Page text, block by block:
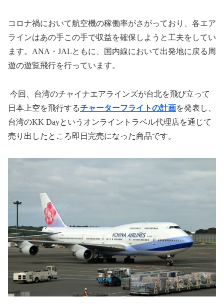
コロナ禍において航空機の稼働率がさがっており、各エア
ラインはあの手この手で収益を確保しようと工夫をしてい
ます。 ANA ・ JALともに、国内線において出発地に戻る周
遊の遊覧飛行を行っています。
今回、台湾のチャイナエアラインズが台北を飛び立って
日本上空を飛行するチャーターフライトの計画を発表し、
台湾のKK Dayというオンライントラベル代理店を通じて
売り出したところ即日完売になった商品です。